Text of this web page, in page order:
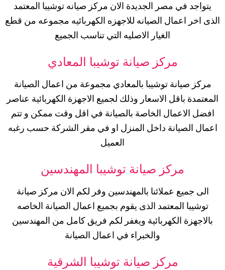
يتواجد في مصر الجديدة الان مركز صيانه توشيبا المعتمد
الذى اخر اعمال الصيانه للاجهزه الكهربائيه مجموعه من قطع
الغيار الاصليه التي تناسب الجميع
مركز صيانة توشيبا المعادي
مركز صيانة توشيبا بالمعادي مجموعة من اعمال الصيانة
المعتمدة باقل الاسعار وذلك لجميع الاجهزة الكهربائية عناصر
افضل الاعمال الخاصة بالصيانة في اقل وقت ممكن و تتم
اعمال الصيانة داخل المنزل او في مقر الشركة حسب رغبه
العميل
مركز صيانة توشيبا المهندسين
الى جميع عملائنا بالمهندسين وفر لكم الان مركز صيانة
توشيبا المعتمد الذى يقوم بجميع اعمال الصيانة الخاصه
بالاجهزة الكهربائية ويغفر لكم فريق كامل من المهندسين
والخبراء في اعمال الصيانة
مركز صيانة توشيبا الشرقية